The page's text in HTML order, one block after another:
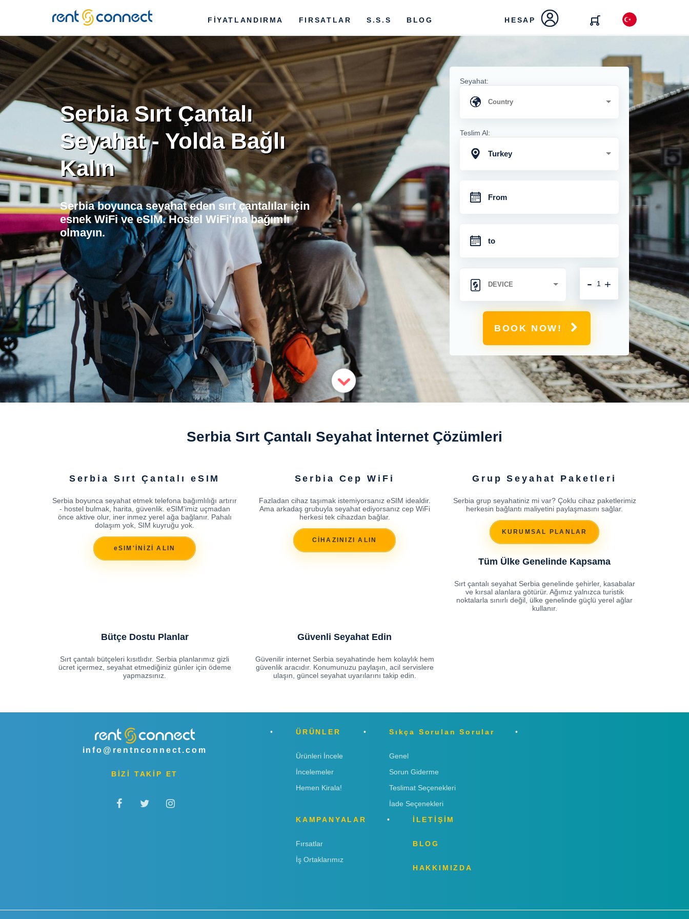
RENT'N
CONNECT
FİYATLANDIRMA FIRSATLAR S.S.S BLOG HESAP
Serbia Sırt Çantalı
Seyahat - Yolda Bağlı
Kalın
Serbia boyunca seyahat eden sırt çantalılar için
esnek WiFi ve eSIM. Hostel WiFi'ına bağımlı
olmayın.
Seyahat:
Teslim Al:
Turkey
+
-
BOOK NOW!
Serbia Sırt Çantalı Seyahat İnternet Çözümleri
Serbia Sırt Çantalı eSIM
Serbia boyunca seyahat etmek telefona bağımlılığı artırır
- hostel bulmak, harita, güvenlik. eSIM'imiz uçmadan
önce aktive olur, iner inmez yerel ağa bağlanır. Pahalı
dolaşım yok, SIM kuyruğu yok.
eSIM'İNİZİ ALIN
Serbia Cep WiFi
Fazladan cihaz taşımak istemiyorsanız eSIM idealdir.
Ama arkadaş grubuyla seyahat ediyorsanız cep WiFi
herkesi tek cihazdan bağlar.
CİHAZINIZI ALIN
Grup Seyahat Paketleri
Serbia grup seyahatiniz mi var? Çoklu cihaz paketlerimiz
herkesin bağlantı maliyetini paylaşmasını sağlar.
KURUMSAL PLANLAR
Tüm Ülke Genelinde Kapsama
Sırt çantalı seyahat Serbia genelinde şehirler, kasabalar
ve kırsal alanlara götürür. Ağımız yalnızca turistik
noktalarla sınırlı değil, ülke genelinde güçlü yerel ağlar
kullanır.
Bütçe Dostu Planlar
Sırt çantalı bütçeleri kısıtlıdır. Serbia planlarımız gizli
ücret içermez, seyahat etmediğiniz günler için ödeme
yapmazsınız.
Güvenli Seyahat Edin
Güvenilir internet Serbia seyahatinde hem kolaylık hem
güvenlik aracıdır. Konumunuzu paylaşın, acil servislere
ulaşın, güncel seyahat uyarılarını takip edin.
info@rentnconnect.com
BİZİ TAKİP ET
ÜRÜNLER
Ürünleri İncele
İncelemeler
Hemen Kirala!
Sıkça Sorulan Sorular
Genel
Sorun Giderme
Teslimat Seçenekleri
İade Seçenekleri
KAMPANYALAR
Fırsatlar
İş Ortaklarımız
İLETİŞİM
BLOG
HAKKIMIZDA